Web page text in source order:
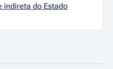
indireta do Estado